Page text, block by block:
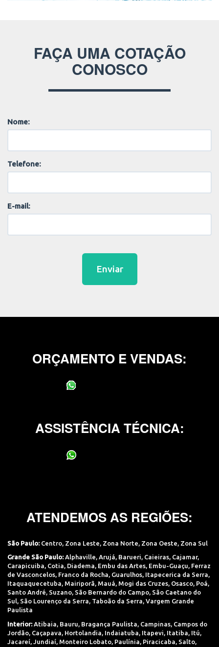
FAÇA UMA COTAÇÃO
CONOSCO
Nome:
Telefone:
E-mail:
Enviar
ORÇAMENTO E VENDAS:
ASSISTÊNCIA TÉCNICA:
ATENDEMOS AS REGIÕES:
São Paulo: Centro Zona Leste Zona Norte Zona Oeste Zona Sul
Grande São Paulo: Alphaville, Arujá, Barueri, Caieiras, Cajamar,
Carapicuiba, Cotia, Diadema, Embu das Artes, Embu-Guaçu, Ferraz
de Vasconcelos, Franco da Rocha, Guarulhos, Itapecerica da Serra,
Itaquaquecetuba, Mairiporã, Mauá, Mogi das Cruzes, Osasco, Poá,
Santo André, Suzano, São Bernardo do Campo, São Caetano do
Sul, São Lourenço da Serra, Taboão da Serra, Vargem Grande
Paulista
Interior: Atibaia Bauru Bragança Paulista Campinas Campos do
Jordão Caçapava Hortolandia Indaiatuba Itapevi Itatiba Itú
Jacareí
Jundiaí Monteiro Lobato Paulínia Piracicaba Salto